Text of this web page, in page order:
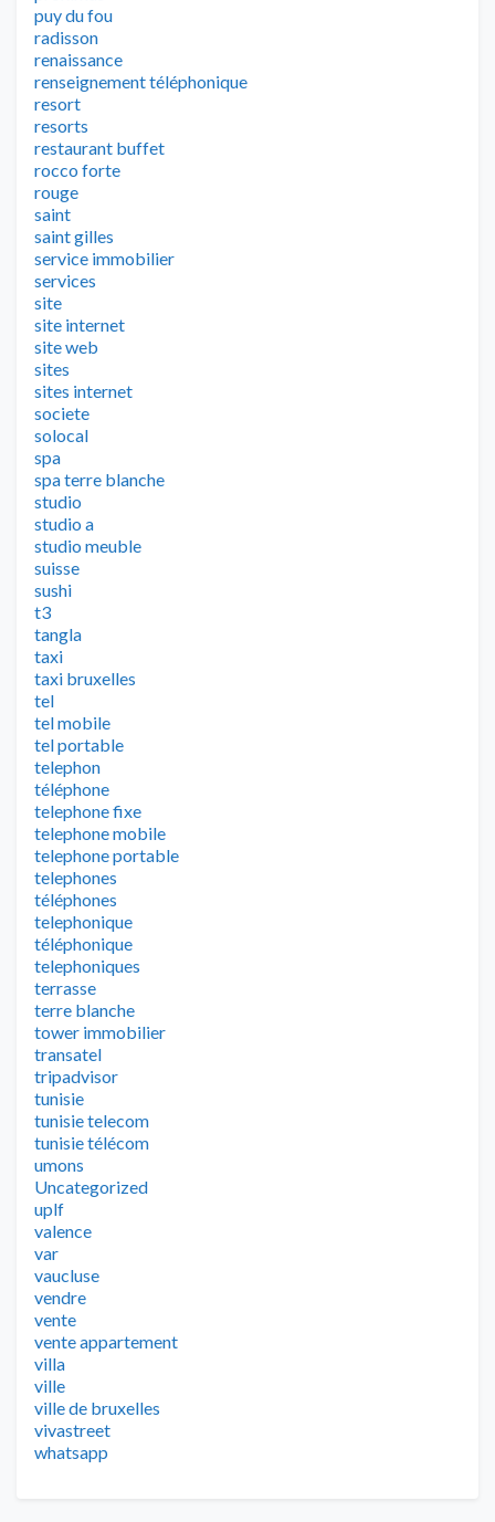
puy du fou
radisson
renaissance
renseignement téléphonique
resort
resorts
restaurant buffet
rocco forte
rouge
saint
saint gilles
service immobilier
services
site
site internet
site web
sites
sites internet
societe
solocal
spa
spa terre blanche
studio
studio a
studio meuble
suisse
sushi
t3
tangla
taxi
taxi bruxelles
tel
tel mobile
tel portable
telephon
téléphone
telephone fixe
telephone mobile
telephone portable
telephones
téléphones
telephonique
téléphonique
telephoniques
terrasse
terre blanche
tower immobilier
transatel
tripadvisor
tunisie
tunisie telecom
tunisie télécom
umons
Uncategorized
uplf
valence
var
vaucluse
vendre
vente
vente appartement
villa
ville
ville de bruxelles
vivastreet
whatsapp